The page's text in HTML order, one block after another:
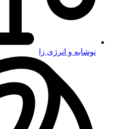
نوشابه و انرژی زا